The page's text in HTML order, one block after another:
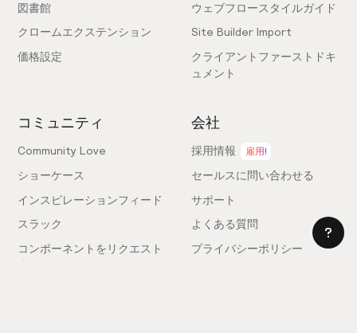
図書館
クロームエクステンション
価格設定
ウェブフロースタイルガイド
Site Builder Import
クライアントファーストドキ
ュメント
コミュニティ
Community Love
ショーケース
インスピレーションフィード
スラック
コンポーネントをリクエスト
する
会社
採用情報 雇用!
セールスに問い合わせる
サポート
よくある質問
プライバシーポリシー